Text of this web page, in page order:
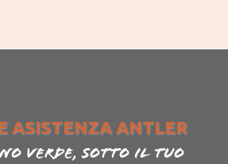
ASISTENZA ANTLER
verde, sotto il tuo